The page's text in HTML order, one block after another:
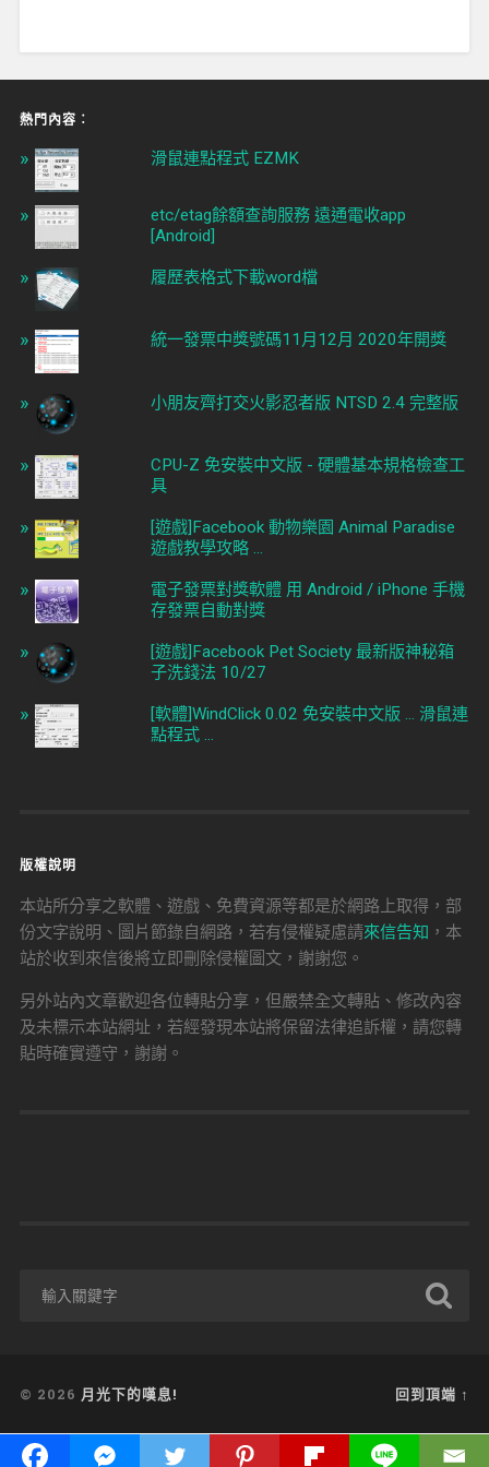
熱門內容︰
滑鼠連點程式 EZMK
etc/etag餘額查詢服務 遠通電收app
[Android]
履歷表格式下載word檔
統一發票中獎號碼11月12月 2020年開獎
小朋友齊打交火影忍者版 NTSD 2.4 完整版
CPU-Z 免安裝中文版 - 硬體基本規格檢查工
具
[遊戲]Facebook 動物樂園 Animal Paradise
遊戲教學攻略 ...
電子發票對獎軟體 用 Android / iPhone 手機
存發票自動對獎
[遊戲]Facebook Pet Society 最新版神秘箱
子洗錢法 10/27
[軟體]WindClick 0.02 免安裝中文版 ... 滑鼠連
點程式 ...
版權說明
本站所分享之軟體、遊戲、免費資源等都是於網路上取得，部
份文字說明、圖片節錄自網路，若有侵權疑慮請來信告知 ，本
站於收到來信後將立即刪除侵權圖文，謝謝您。
另外站內文章歡迎各位轉貼分享，但嚴禁全文轉貼、修改內容
及未標示本站網址，若經發現本站將保留法律追訴權，請您轉
貼時確實遵守，謝謝。
© 2026 月光下的嘆息! 回到頂端 ↑